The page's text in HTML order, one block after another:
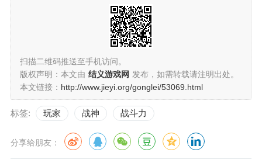
扫描二维码推送至手机访问。
版权声明：本文由 结义游戏网 发布，如需转载请注明出处。
本文链接： http://www.jieyi.org/gonglei/53069.html
标签: 玩家 战神 战斗力
分享给朋友：